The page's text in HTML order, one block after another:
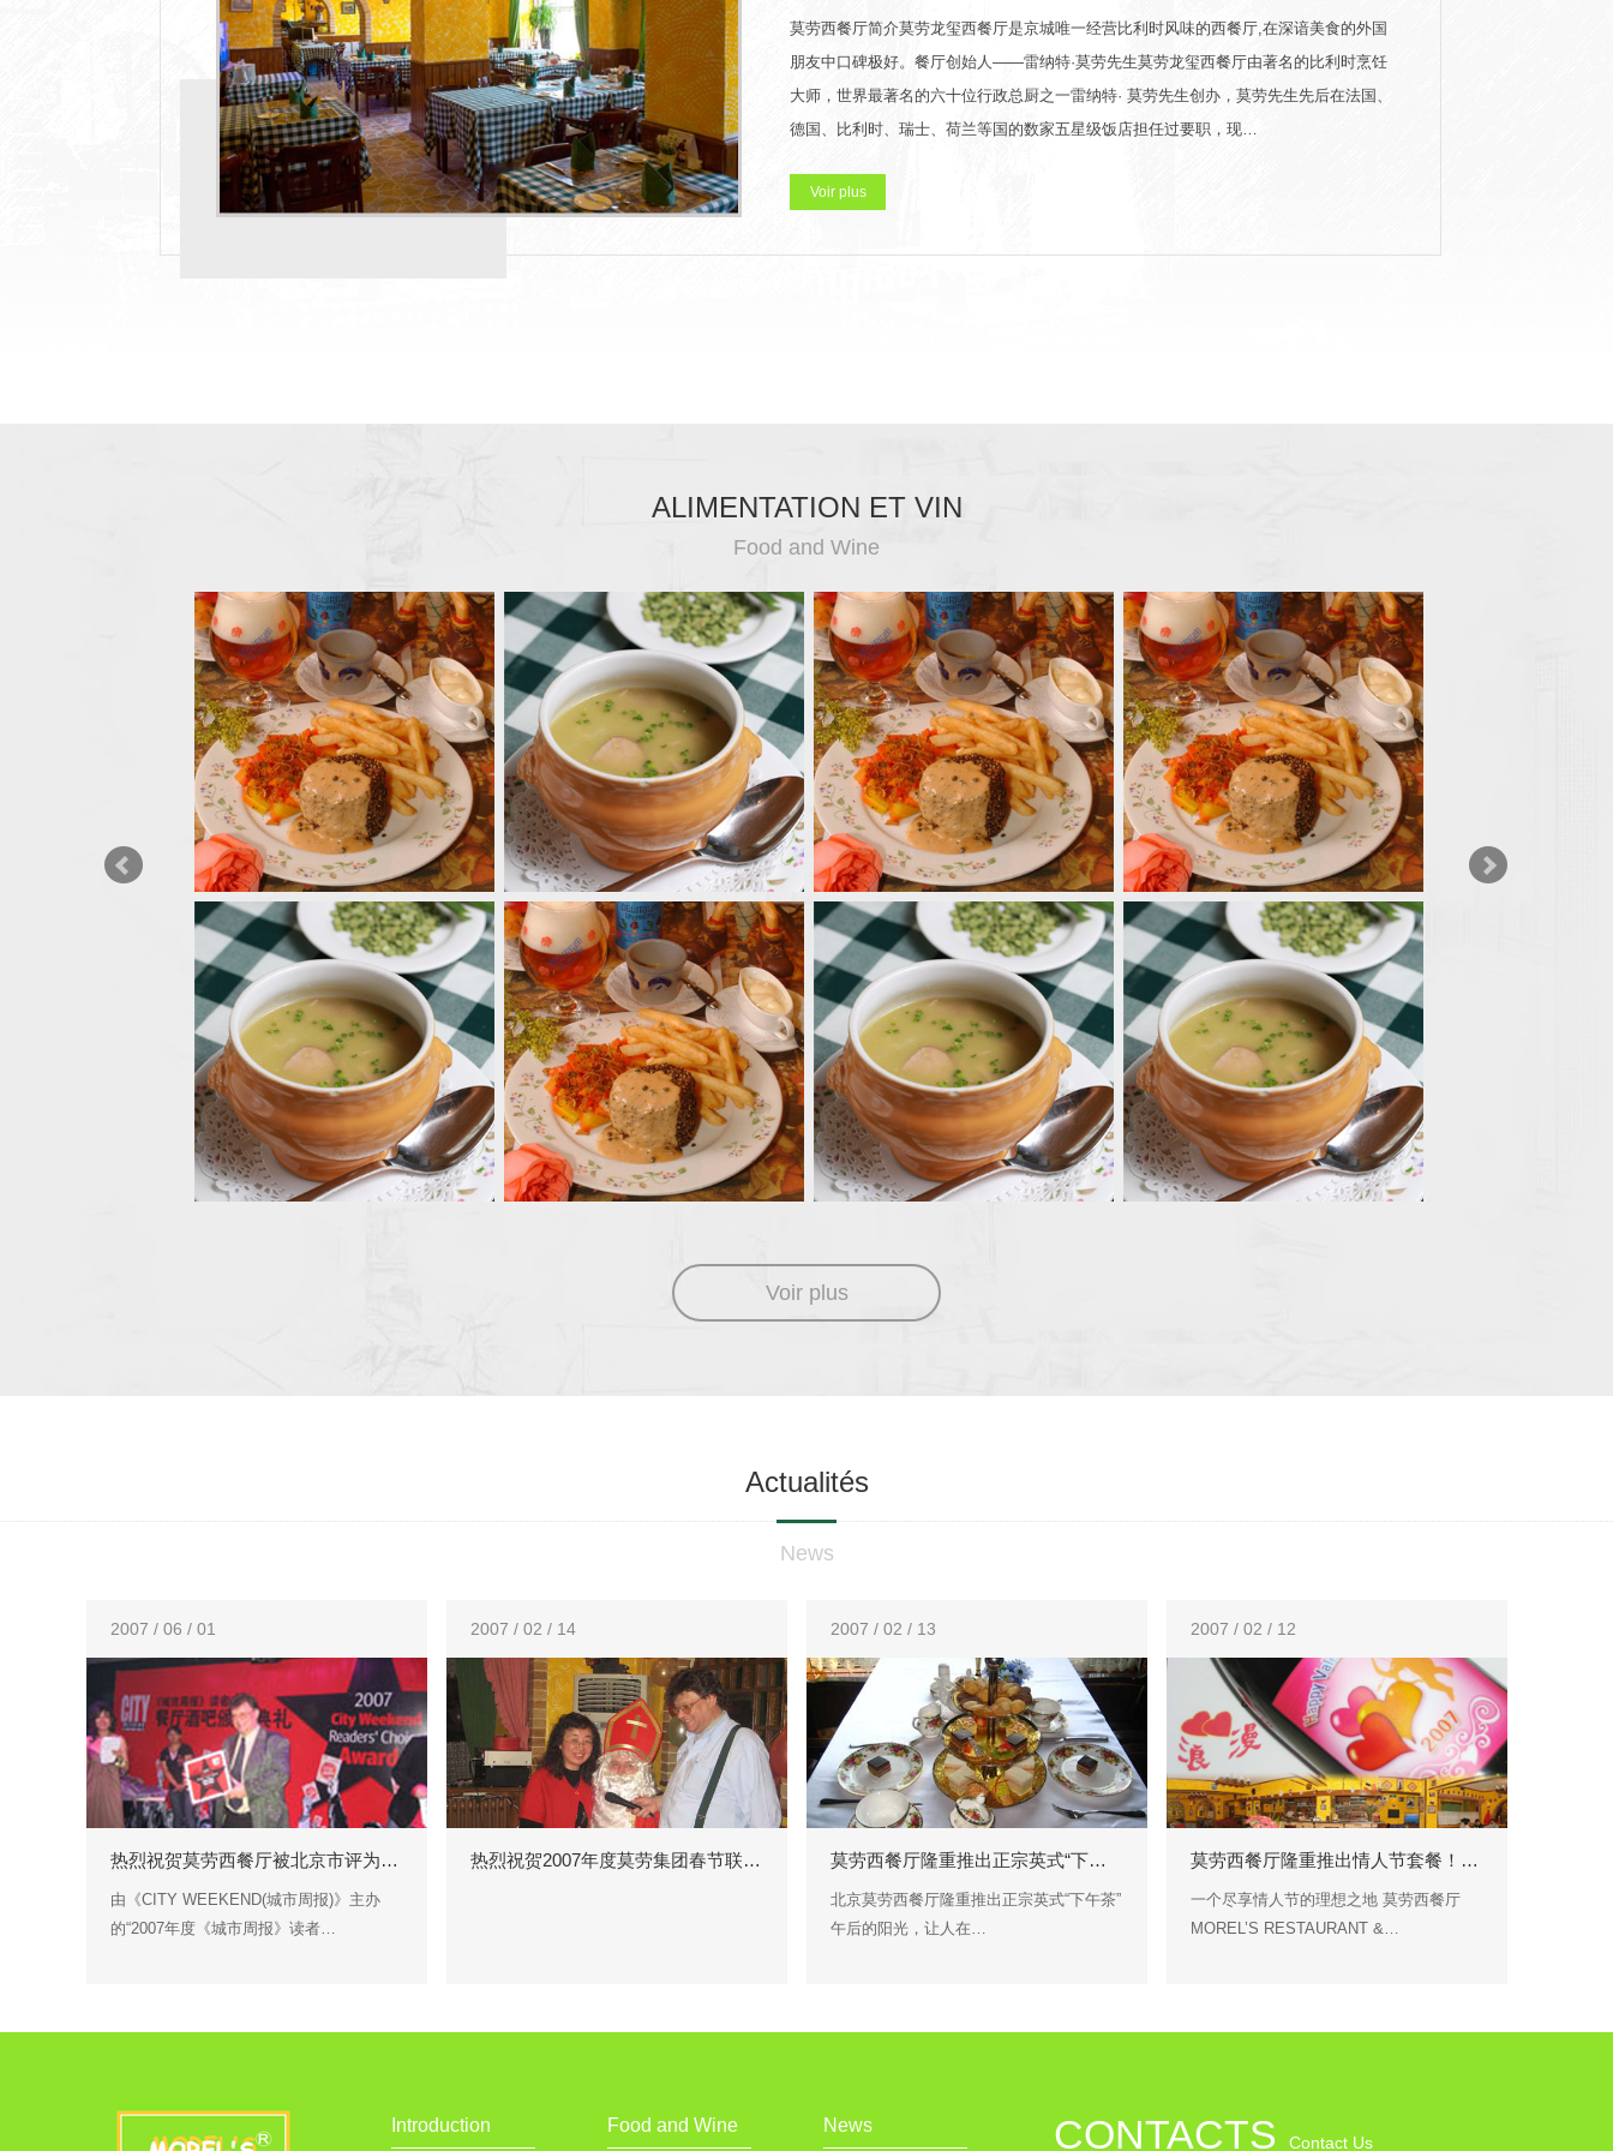
莫劳西餐厅简介莫劳龙玺西餐厅是京城唯一经营比利时风味的西餐厅,在深谙美食的外国
朋友中口碑极好。餐厅创始人——雷纳特·莫劳先生莫劳龙玺西餐厅由著名的比利时烹饪
大师，世界最著名的六十位行政总厨之一雷纳特· 莫劳先生创办，莫劳先生先后在法国、
德国、比利时、瑞士、荷兰等国的数家五星级饭店担任过要职，现…
Voir plus
ALIMENTATION ET VIN
Food and Wine
Voir plus
Actualités
News
2007 / 06 / 01
热烈祝贺莫劳西餐厅被北京市评为…
由《CITY WEEKEND(城市周报)》主办
的“2007年度《城市周报》读者…
2007 / 02 / 14
热烈祝贺2007年度莫劳集团春节联…
2007 / 02 / 13
莫劳西餐厅隆重推出正宗英式“下…
北京莫劳西餐厅隆重推出正宗英式“下午茶”
午后的阳光，让人在…
2007 / 02 / 12
莫劳西餐厅隆重推出情人节套餐！…
一个尽享情人节的理想之地 莫劳西餐厅
MOREL’S RESTAURANT &…
Introduction Food and Wine News CONTACTS Contact Us